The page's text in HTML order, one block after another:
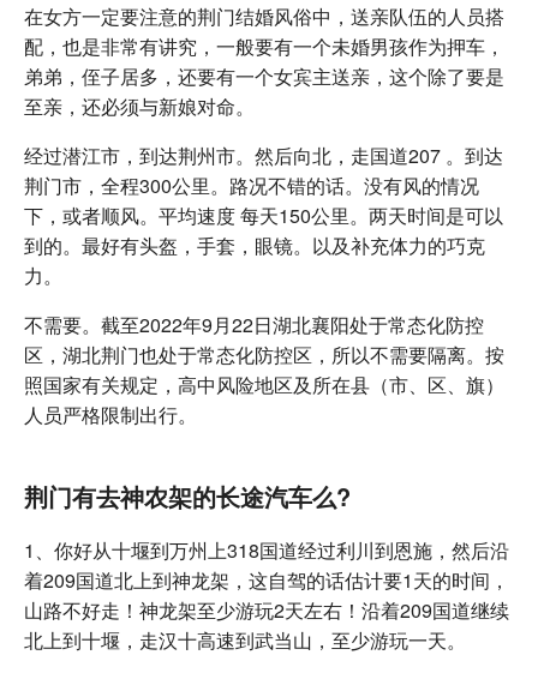
在女方一定要注意的荆门结婚风俗中，送亲队伍的人员搭
配，也是非常有讲究，一般要有一个未婚男孩作为押车，
弟弟，侄子居多，还要有一个女宾主送亲，这个除了要是
至亲，还必须与新娘对命。
经过潜江市，到达荆州市。然后向北，走国道207 。到达
荆门市，全程300公里。路况不错的话。没有风的情况
下，或者顺风。平均速度 每天150公里。两天时间是可以
到的。最好有头盔，手套，眼镜。以及补充体力的巧克
力。
不需要。截至2022年9月22日湖北襄阳处于常态化防控
区，湖北荆门也处于常态化防控区，所以不需要隔离。按
照国家有关规定，高中风险地区及所在县（市、区、旗）
人员严格限制出行。
荆门有去神农架的长途汽车么?
1、你好从十堰到万州上318国道经过利川到恩施，然后沿
着209国道北上到神龙架，这自驾的话估计要1天的时间，
山路不好走！神龙架至少游玩2天左右！沿着209国道继续
北上到十堰，走汉十高速到武当山，至少游玩一天。